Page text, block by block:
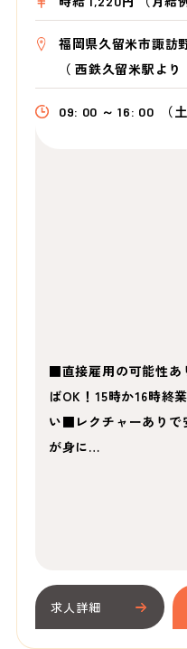
福岡県久留米市諏訪
（西鉄久留米駅よ
09: 00 ～ 16: 00 （
■直接雇用の可能性あ
ばOK！15時か16時終
い■レクチャーあり
が身に…
求人詳細